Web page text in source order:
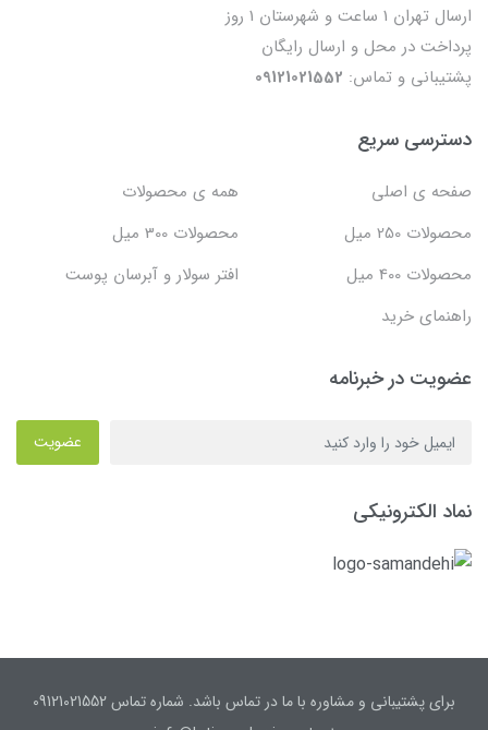
ارسال تهران 1 ساعت و شهرستان 1 روز
پرداخت در محل و ارسال رایگان
پشتیبانی و تماس: 09121021552
دسترسی سریع
صفحه ی اصلی
همه ی محصولات
محصولات 250 میل
محصولات 300 میل
محصولات 400 میل
افتر سولار و آبرسان پوست
راهنمای خرید
عضویت در خبرنامه
عضویت
نماد الکترونیکی
برای پشتیبانی و مشاوره با ما در تماس باشد. شماره تماس 09121021552